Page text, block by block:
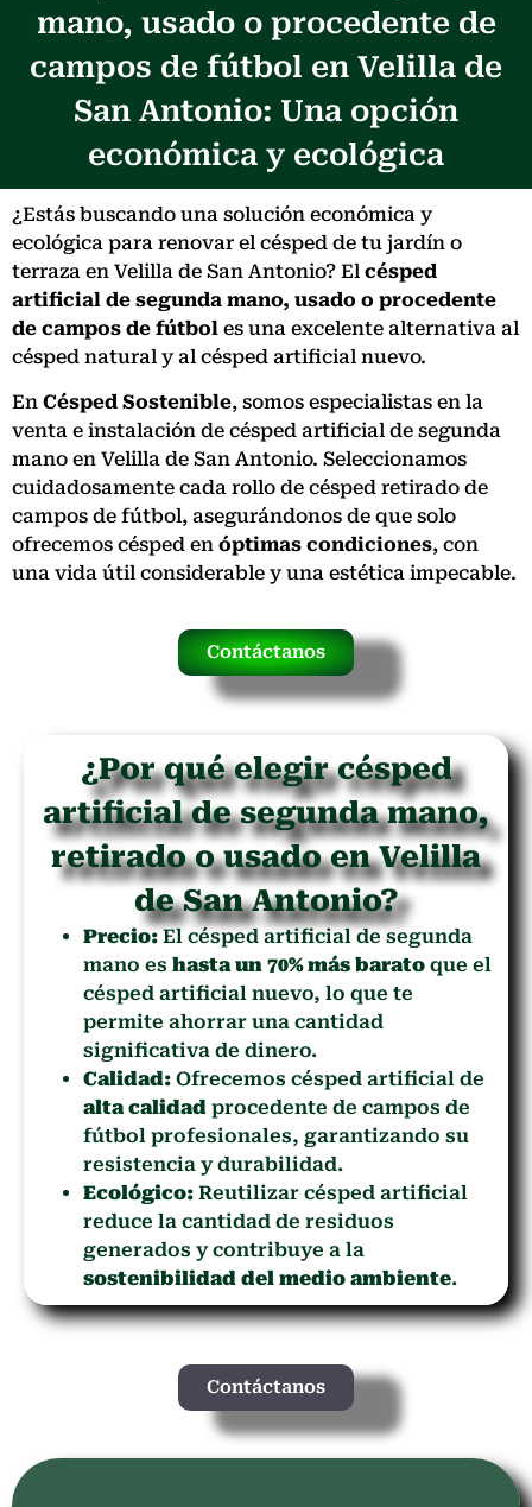
mano, usado o procedente de
campos de fútbol en Velilla de
San Antonio: Una opción
económica y ecológica
¿Estás buscando una solución económica y
ecológica para renovar el césped de tu jardín o
terraza en Velilla de San Antonio? El césped
artificial de segunda mano, usado o procedente
de campos de fútbol es una excelente alternativa al
césped natural y al césped artificial nuevo.
En Césped Sostenible, somos especialistas en la
venta e instalación de césped artificial de segunda
mano en Velilla de San Antonio. Seleccionamos
cuidadosamente cada rollo de césped retirado de
campos de fútbol, asegurándonos de que solo
ofrecemos césped en óptimas condiciones, con
una vida útil considerable y una estética impecable.
Contáctanos
¿Por qué elegir césped
artificial de segunda mano,
retirado o usado en Velilla
de San Antonio?
Precio:El césped artificial de segunda
mano es hasta un 70% más barato que el
césped artificial nuevo, lo que te
permite ahorrar una cantidad
significativa de dinero.
Calidad: Ofrecemos césped artificial de
alta calidad procedente de campos de
fútbol profesionales, garantizando su
resistencia y durabilidad.
Ecológico: Reutilizar césped artificial
reduce la cantidad de residuos
generados y contribuye a la
sostenibilidad del medio ambiente.
Contáctanos